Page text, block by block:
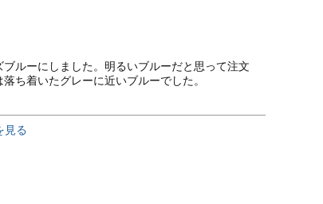
ルーにしました。明るいブルーだと思って注文
ち着いたグレーに近いブルーでした。
見る